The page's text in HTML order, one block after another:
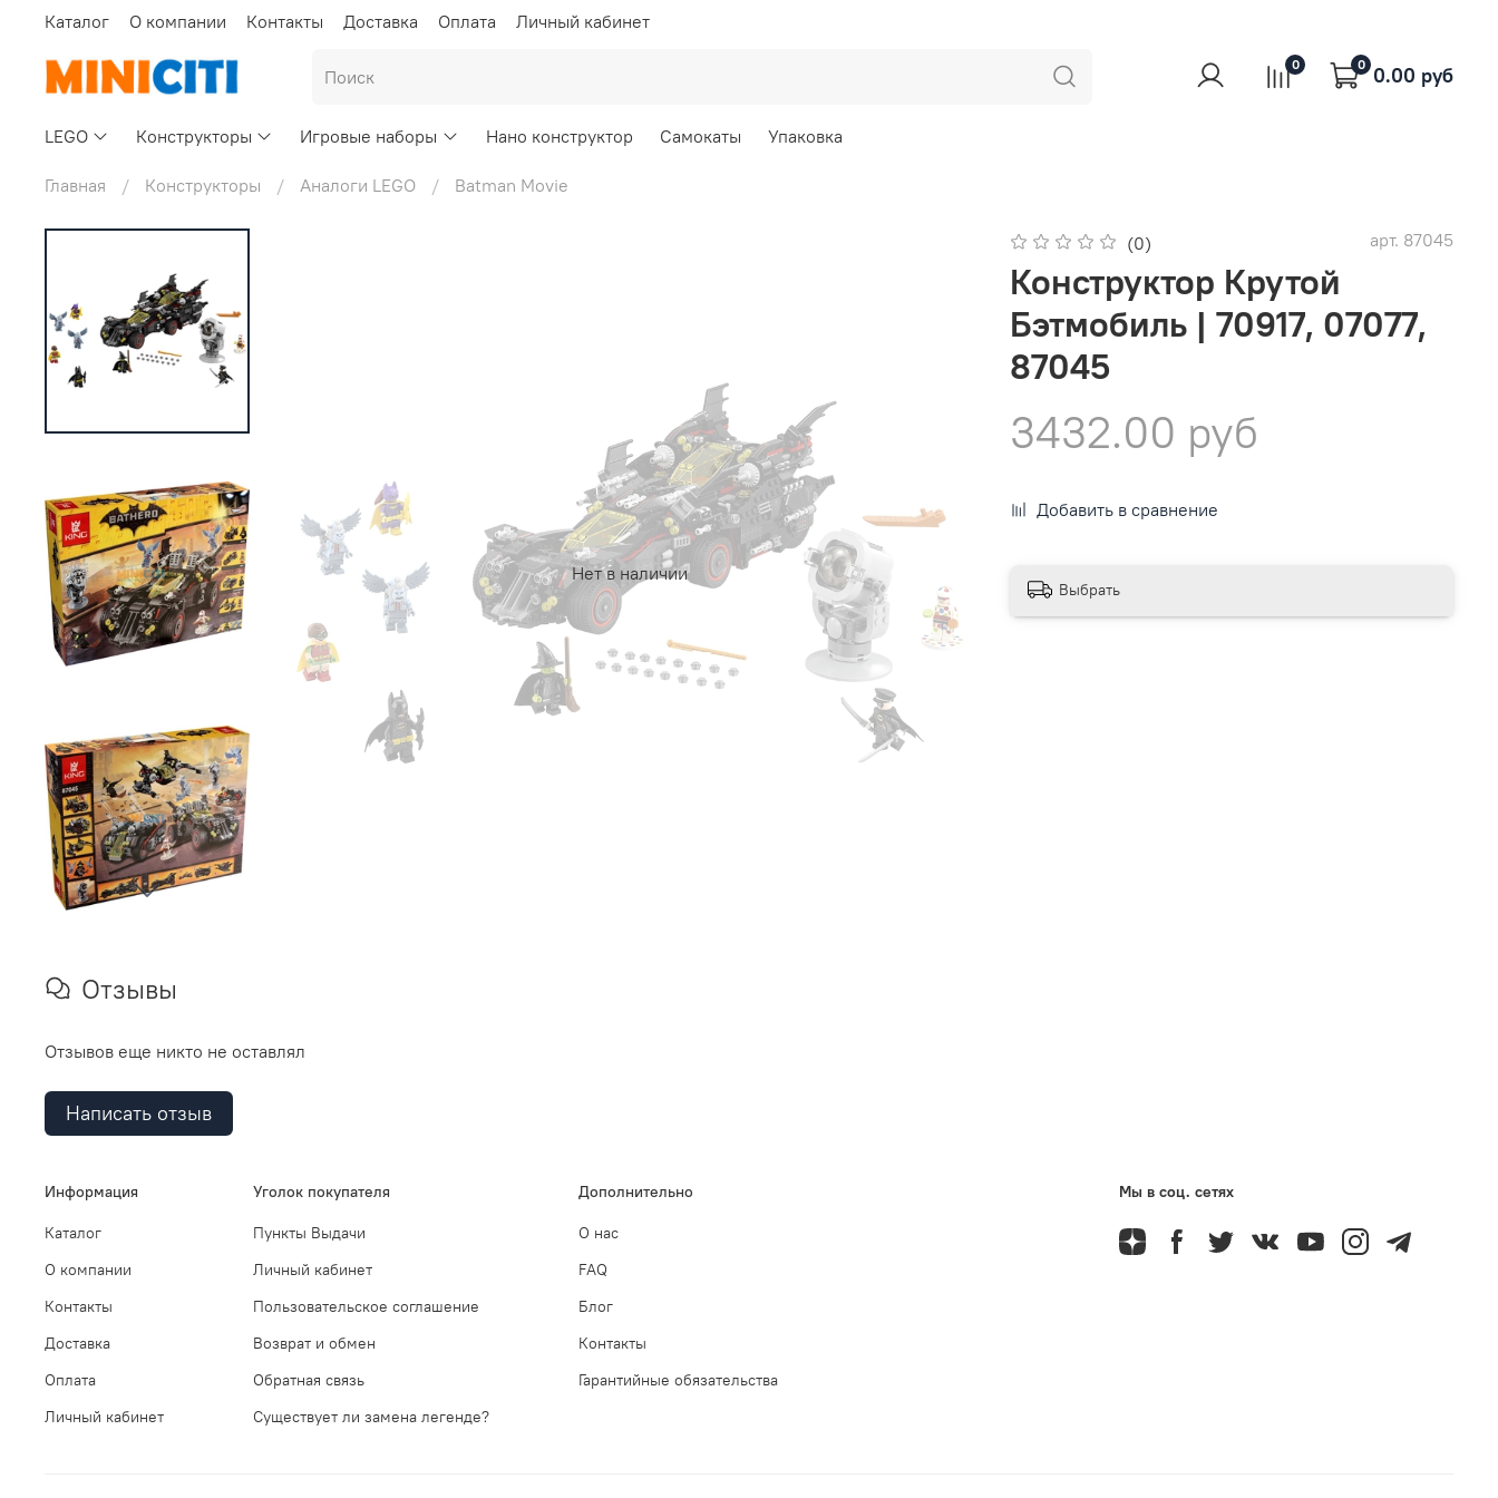
Каталог О компании Контакты Доставка Оплата Личный кабинет
0 0 0.00 руб
LEGO Конструкторы Игровые наборы Нано конструктор Самокаты Упаковка
Главная Конструкторы Аналоги LEGO Batman Movie
Нет в наличии
(0) арт. 87045
Конструктор Крутой
Бэтмобиль | 70917, 07077,
87045
3432.00 руб
Добавить в сравнение
Выбрать
Отзывы
Отзывов еще никто не оставлял
Написать отзыв
Информация
Каталог
О компании
Контакты
Доставка
Оплата
Личный кабинет
Уголок покупателя
Пункты Выдачи
Личный кабинет
Пользовательское соглашение
Возврат и обмен
Обратная связь
Существует ли замена легенде?
Дополнительно
О нас
FAQ
Блог
Контакты
Гарантийные обязательства
Мы в соц. сетях